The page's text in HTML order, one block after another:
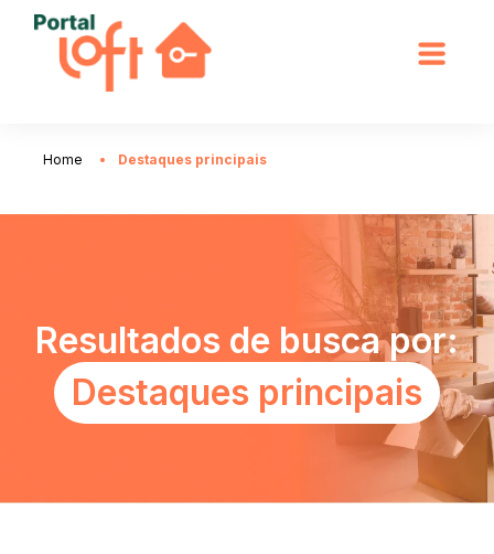
Home Destaques principais
Resultados de busca por:
Destaques principais